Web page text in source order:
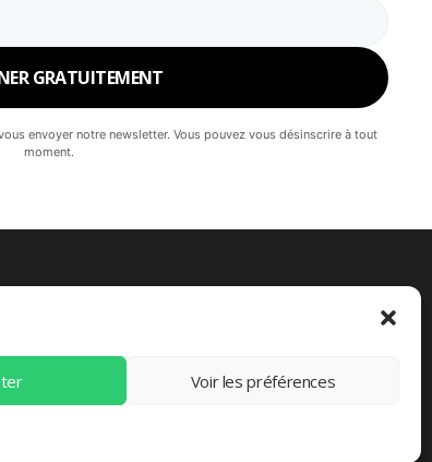
Voir les préférences
envoyer notre newsletter. Vous pouvez vous désinscrire à tout
moment.